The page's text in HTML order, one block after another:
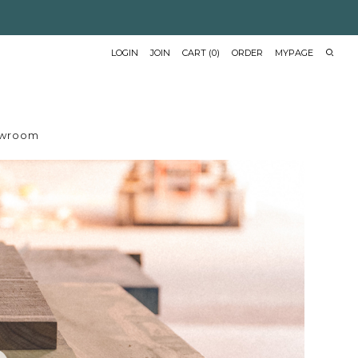
LOGIN JOIN CART (0) ORDER MYPAGE